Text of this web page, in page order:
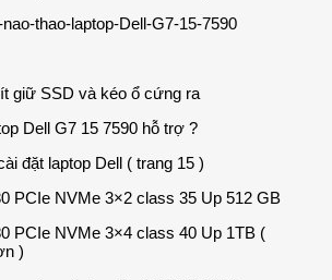
giữ SSD và kéo ổ cứng ra
Dell G7 15 7590 hỗ trợ ?
đặt laptop Dell ( trang 15 )
PCIe NVMe 3×2 class 35 Up 512 GB
PCIe NVMe 3×4 class 40 Up 1TB (
)